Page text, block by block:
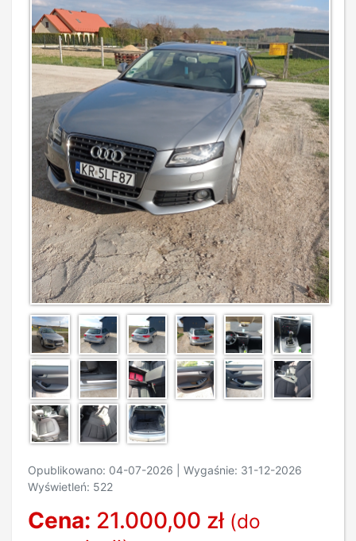
Opublikowano: 04-07-2026 | Wygaśnie: 31-12-2026
Wyświetleń: 522
Cena: 21.000,00 zł (do